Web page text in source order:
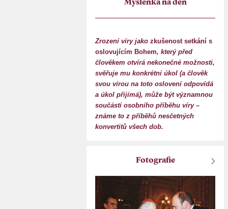
Myšlenka na den
Zrození víry jako zkušenost setkání s
oslovujícím Bohem, který před
člověkem otvírá nekonečné možnosti,
svěřuje mu konkrétní úkol (a člověk
svou vírou na toto oslovení odpovídá
a úkol přijímá), může být významnou
součástí osobního příběhu víry –
známe to z příběhů nesčetných
konvertitů všech dob.
Fotografie